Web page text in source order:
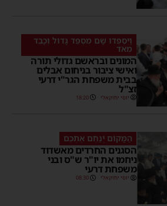
וַיִּסְפְּדוּ שָׁם מִסְפֵּד גָּדוֹל וְכָבֵד
מְאֹד
המונים ובראשם גדולי תורה
ואישי ציבור בניחום אבלים
בבית משפחת הגר"י דרעי
זצ"ל
יוסי יחזקאלי 18:20
הַמָּקוֹם יְנַחֵם אֶתְכֶם
הסגנים החרדים מאשדוד
ניחמו את יו"ר ש"ס ובני
משפחת דרעי
יוסי יחזקאלי 08:30